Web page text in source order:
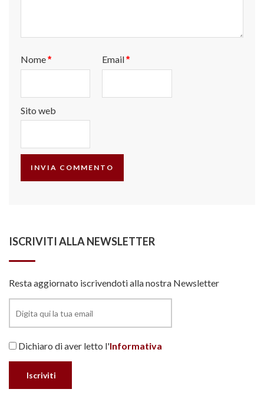
Nome* Email*
Sito web
ISCRIVITI ALLA NEWSLETTER
Resta aggiornato iscrivendoti alla nostra Newsletter
Dichiaro di aver letto l'Informativa